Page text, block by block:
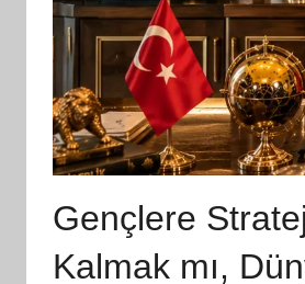
Gençlere
Kalmak mı,